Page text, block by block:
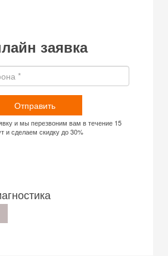
заявка
Отправить
и мы перезвоним вам в течение 15
и сделаем скидку до 30%